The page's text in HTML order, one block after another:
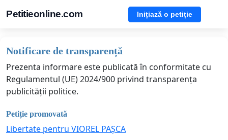
Petitieonline.com Inițiază o petiție
Notificare de transparență
Prezenta informare este publicată în conformitate cu
Regulamentul (UE) 2024/900 privind transparența
publicității politice.
Petiție promovată
Libertate pentru VIOREL PAȘCA